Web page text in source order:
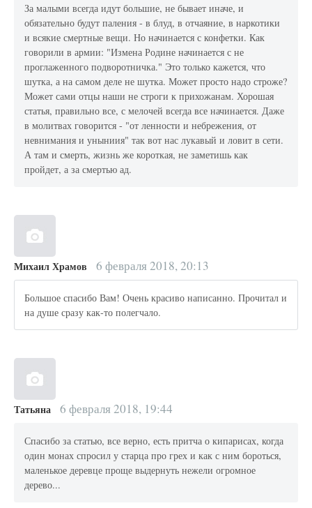
За малыми всегда идут большие, не бывает иначе, и
обязательно будут паления - в блуд, в отчаяние, в наркотики
и всякие смертные вещи. Но начинается с конфетки. Как
говорили в армии: "Измена Родине начинается с не
проглаженного подворотничка." Это только кажется, что
шутка, а на самом деле не шутка. Может просто надо строже?
Может сами отцы наши не строги к прихожанам. Хорошая
статья, правильно все, с мелочей всегда все начинается. Даже
в молитвах говорится - "от ленности и небрежения, от
невнимания и уныниия" так вот нас лукавый и ловит в сети.
А там и смерть, жизнь же короткая, не заметишь как
пройдет, а за смертью ад.
Михаил Храмов 6 февраля 2018, 20:13
Большое спасибо Вам! Очень красиво написанно. Прочитал и
на душе сразу как-то полегчало.
Татьяна 6 февраля 2018, 19:44
Спасибо за статью, все верно, есть притча о кипарисах, когда
один монах спросил у старца про грех и как с ним бороться,
маленькое деревце проще выдернуть нежели огромное
дерево...